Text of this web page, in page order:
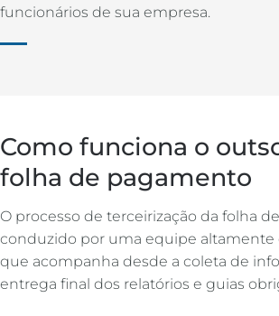
funcionários de sua empresa.
Como funciona o
folha de pagamento
O processo de terceirização da folha
conduzido por uma equipe altamente
que acompanha desde a coleta de
entrega final dos relatórios e guias